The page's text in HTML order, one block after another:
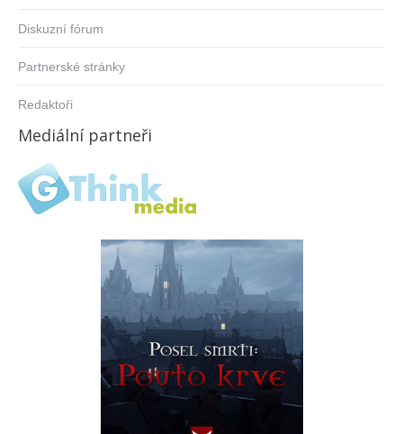
Diskuzní fórum
Partnerské stránky
Redaktoři
Mediální partneři